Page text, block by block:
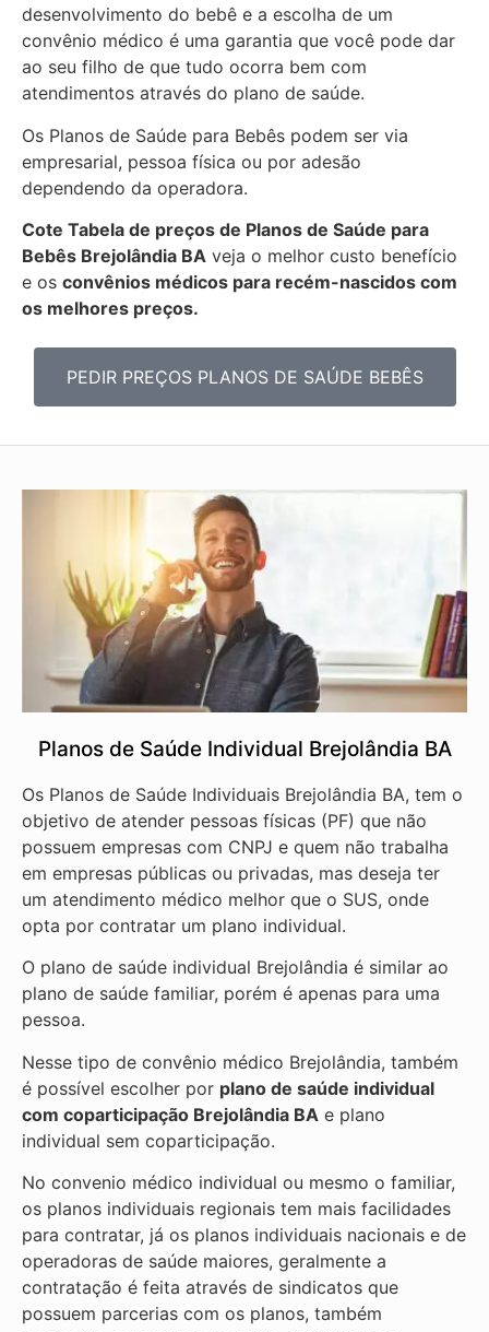
desenvolvimento do bebê e a escolha de um
convênio médico é uma garantia que você pode dar
ao seu filho de que tudo ocorra bem com
atendimentos através do plano de saúde.
Os Planos de Saúde para Bebês podem ser via
empresarial, pessoa física ou por adesão
dependendo da operadora.
Cote Tabela de preços de Planos de Saúde para
Bebês Brejolândia BA veja o melhor custo benefício
e os convênios médicos para recém-nascidos com
os melhores preços.
PEDIR PREÇOS PLANOS DE SAÚDE BEBÊS
Planos de Saúde Individual Brejolândia BA
Os Planos de Saúde Individuais Brejolândia BA, tem o
objetivo de atender pessoas físicas (PF) que não
possuem empresas com CNPJ e quem não trabalha
em empresas públicas ou privadas, mas deseja ter
um atendimento médico melhor que o SUS, onde
opta por contratar um plano individual.
O plano de saúde individual Brejolândia é similar ao
plano de saúde familiar, porém é apenas para uma
pessoa.
Nesse tipo de convênio médico Brejolândia, também
é possível escolher por plano de saúde individual
com coparticipação Brejolândia BA e plano
individual sem coparticipação.
No convenio médico individual ou mesmo o familiar,
os planos individuais regionais tem mais facilidades
para contratar, já os planos individuais nacionais e de
operadoras de saúde maiores, geralmente a
contratação é feita através de sindicatos que
possuem parcerias com os planos, também